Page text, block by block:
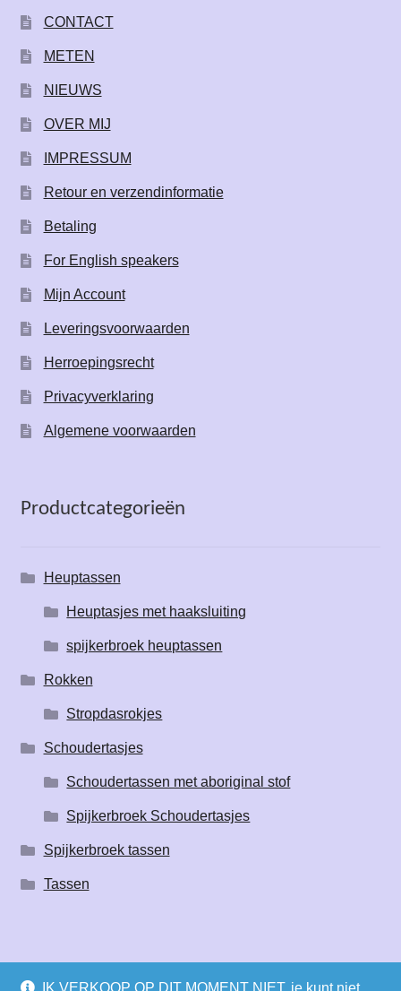
IK VERKOOP OP DIT MOMENT NIET, je kunt niet
CONTACT
METEN
NIEUWS
OVER MIJ
IMPRESSUM
Retour en verzendinformatie
Betaling
For English speakers
Mijn Account
Leveringsvoorwaarden
Herroepingsrecht
Privacyverklaring
Algemene voorwaarden
Productcategorieën
Heuptassen
Heuptasjes met haaksluiting
spijkerbroek heuptassen
Rokken
Stropdasrokjes
Schoudertasjes
Schoudertassen met aboriginal stof
Spijkerbroek Schoudertasjes
Spijkerbroek tassen
Tassen